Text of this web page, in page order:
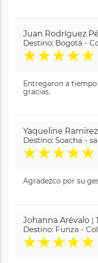
Juan Rodríguez
Destino: Bogotá -
★★★★★
Entregaron a
gracias.
Yaqueline Ramirez
Destino: Soacha -
★★★★★
Agradezco por su
Johanna Arévalo |
Destino: Funza -
★★★★★